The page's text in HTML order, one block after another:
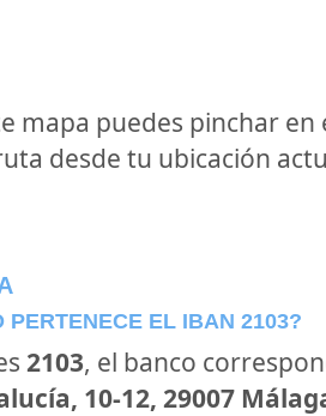
mapa puedes pinchar en
desde tu ubicación
PERTENECE EL IBAN 2103?
2103, el banco
10-12, 29007